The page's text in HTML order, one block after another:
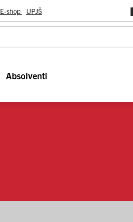
E-shop UPJŠ
Absolventi